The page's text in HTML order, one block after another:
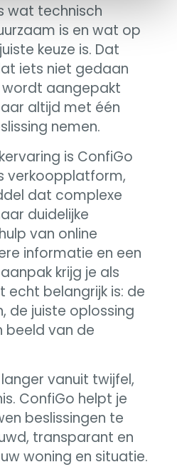
wat technisch
is en wat op
keuze is. Dat
iets niet gedaan
aangepakt
altijd met één
nemen.
is ConfiGo
verkoopplatform,
dat complexe
duidelijke
van online
informatie en een
krijg je als
echt belangrijk is: de
de juiste oplossing
beeld van de
vanuit twijfel,
ConfiGo helpt je
beslissingen te
transparant en
woning en situatie.